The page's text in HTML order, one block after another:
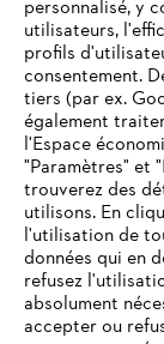
Service
Politique de
Mentions
Informations
VOTRE
N'EST
Vous utilisez un
en charge, et
personnalisé, y
utilisateurs,
profils
consentement.
tiers (par ex.
également
l'Espace
"Paramètres" et
trouverez des
utilisons. En
l'utilisation de
données qui en
refusez
absolument
accepter ou